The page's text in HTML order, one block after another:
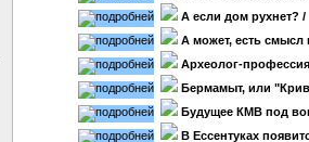
А если дом рухнет? /
А может, есть
Археолог-профессия
Бермамыт, или
Будущее КМВ под
В Ессентуках